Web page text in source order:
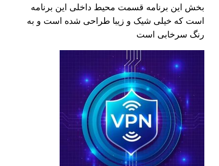
بخش این برنامه قسمت محیط داخلی این برنامه
است که خیلی شیک و زیبا طراحی شده است و به
رنگ سرخابی است